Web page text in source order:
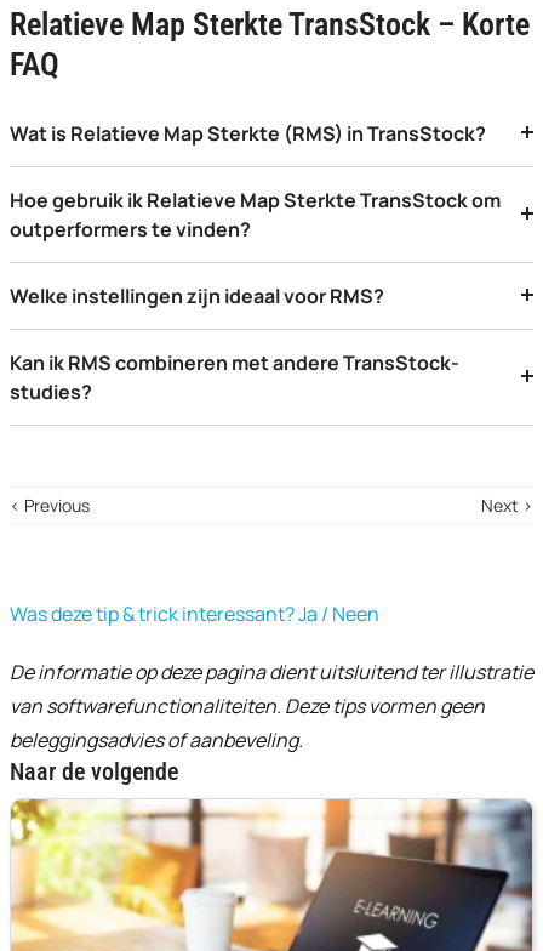
Relatieve Map Sterkte TransStock – Korte
FAQ
Wat is Relatieve Map Sterkte (RMS) in TransStock?
Hoe gebruik ik Relatieve Map Sterkte TransStock om
outperformers te vinden?
Welke instellingen zijn ideaal voor RMS?
Kan ik RMS combineren met andere TransStock-
studies?
‹ Previous Next ›
Was deze tip & trick interessant? Ja / Neen
De informatie op deze pagina dient uitsluitend ter illustratie
van softwarefunctionaliteiten. Deze tips vormen geen
beleggingsadvies of aanbeveling.
Naar de volgende